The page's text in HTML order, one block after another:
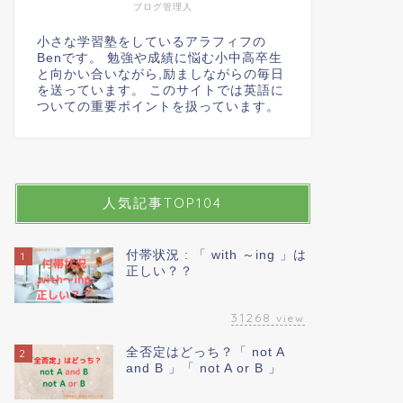
ブログ管理人
小さな学習塾をしているアラフィフの
Benです。 勉強や成績に悩む小中高卒生
と向かい合いながら,励ましながらの毎日
を送っています。 このサイトでは英語に
ついての重要ポイントを扱っています。
人気記事TOP104
1
付帯状況 : 「 with ～ing 」は
正しい？？
31268 view
2
全否定はどっち？「 not A
and B 」「 not A or B 」